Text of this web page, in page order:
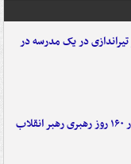
تیراندازی در یک مدرسه در